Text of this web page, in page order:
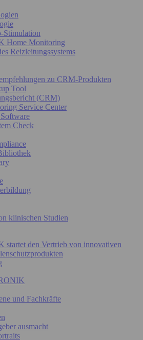
Stimulation
Home Monitoring
Reizleitungssystems
zu CRM-Produkten
Tool
(CRM)
Service Center
Check
klinischen Studien
startet den Vertrieb von innovativen
und Fachkräfte
ausmacht